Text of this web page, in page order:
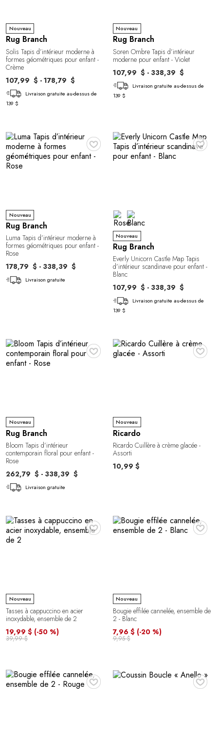
Nouveau
Rug Branch
Solis Tapis d’intérieur moderne à
formes géométriques pour enfant -
Crème
107,99 $ - 178,79 $
Livraison gratuite au-dessus de
139 $
Nouveau
Rug Branch
Soren Ombre Tapis d’intérieur
moderne pour enfant - Violet
107,99 $ - 338,39 $
Livraison gratuite au-dessus de
139 $
♥
Nouveau
Rug Branch
Luma Tapis d’intérieur moderne à
formes géométriques pour enfant -
Rose
178,79 $ - 338,39 $
Livraison gratuite
♥
Nouveau
Rug Branch
Everly Unicorn Castle Map Tapis
d’intérieur scandinave pour enfant -
Blanc
107,99 $ - 338,39 $
Livraison gratuite au-dessus de
139 $
♥
Nouveau
Rug Branch
Bloom Tapis d’intérieur
contemporain floral pour enfant -
Rose
262,79 $ - 338,39 $
Livraison gratuite
♥
Nouveau
Ricardo
Ricardo Cuillère à crème glacée -
Assorti
10,99 $
♥
Nouveau
Tasses à cappuccino en acier
inoxydable, ensemble de 2
19,99 $ (-50 %)
39,99 $
♥
Nouveau
Bougie effilée cannelée, ensemble de
2 - Blanc
7,96 $ (-20 %)
9,95 $
♥ ♥